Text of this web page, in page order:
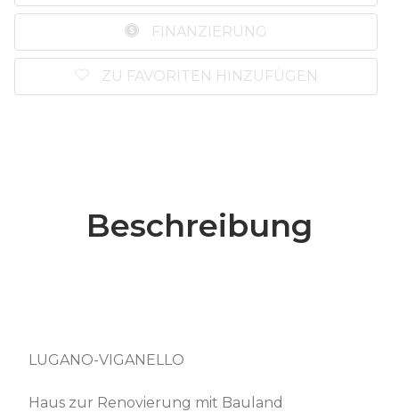
FINANZIERUNG
ZU FAVORITEN HINZUFÜGEN
Beschreibung
LUGANO-VIGANELLO
Haus zur Renovierung mit Bauland